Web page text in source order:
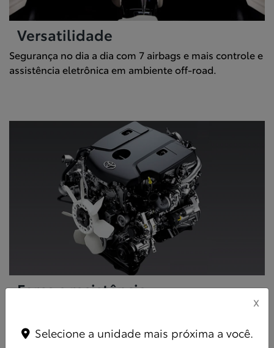
Versatilidade
Segurança no dia a dia com 7 airbags e mais controle e
assistência eletrônica em ambiente off-road.
Força e resistência
X
Selecione a unidade mais próxima a você.